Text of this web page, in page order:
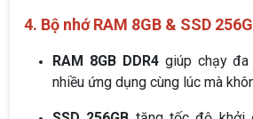
4. Bộ nhớ RAM 8GB & SSD
RAM 8GB DDR4giúp chạy đa
nhiều ứng dụng cùng lúc mà